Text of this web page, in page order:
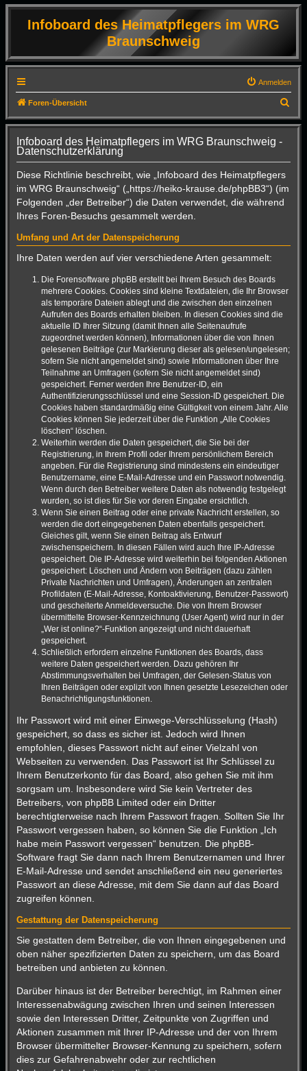
Infoboard des Heimatpflegers im WRG
Braunschweig
Anmelden
Foren-Übersicht
u
Infoboard des Heimatpflegers im WRG Braunschweig -
Datenschutzerklärung
Diese Richtlinie beschreibt, wie „Infoboard des Heimatpflegers
im WRG Braunschweig“ („https://heiko-krause.de/phpBB3“) (im
Folgenden „der Betreiber“) die Daten verwendet, die während
Ihres Foren-Besuchs gesammelt werden.
Umfang und Art der Datenspeicherung
Ihre Daten werden auf vier verschiedene Arten gesammelt:
Die Forensoftware phpBB erstellt bei Ihrem Besuch des Boards
mehrere Cookies. Cookies sind kleine Textdateien, die Ihr Browser
als temporäre Dateien ablegt und die zwischen den einzelnen
Aufrufen des Boards erhalten bleiben. In diesen Cookies sind die
aktuelle ID Ihrer Sitzung (damit Ihnen alle Seitenaufrufe
zugeordnet werden können), Informationen über die von Ihnen
gelesenen Beiträge (zur Markierung dieser als gelesen/ungelesen;
sofern Sie nicht angemeldet sind) sowie Informationen über Ihre
Teilnahme an Umfragen (sofern Sie nicht angemeldet sind)
gespeichert. Ferner werden Ihre Benutzer-ID, ein
Authentifizierungsschlüssel und eine Session-ID gespeichert. Die
Cookies haben standardmäßig eine Gültigkeit von einem Jahr. Alle
Cookies können Sie jederzeit über die Funktion „Alle Cookies
löschen“ löschen.
Weiterhin werden die Daten gespeichert, die Sie bei der
Registrierung, in Ihrem Profil oder Ihrem persönlichem Bereich
angeben. Für die Registrierung sind mindestens ein eindeutiger
Benutzername, eine E-Mail-Adresse und ein Passwort notwendig.
Wenn durch den Betreiber weitere Daten als notwendig festgelegt
wurden, so ist dies für Sie vor deren Eingabe ersichtlich.
Wenn Sie einen Beitrag oder eine private Nachricht erstellen, so
werden die dort eingegebenen Daten ebenfalls gespeichert.
Gleiches gilt, wenn Sie einen Beitrag als Entwurf
zwischenspeichern. In diesen Fällen wird auch Ihre IP-Adresse
gespeichert. Die IP-Adresse wird weiterhin bei folgenden Aktionen
gespeichert: Löschen und Ändern von Beiträgen (dazu zählen
Private Nachrichten und Umfragen), Änderungen an zentralen
Profildaten (E-Mail-Adresse, Kontoaktivierung, Benutzer-Passwort)
und gescheiterte Anmeldeversuche. Die von Ihrem Browser
übermittelte Browser-Kennzeichnung (User Agent) wird nur in der
„Wer ist online?“-Funktion angezeigt und nicht dauerhaft
gespeichert.
Schließlich erfordern einzelne Funktionen des Boards, dass
weitere Daten gespeichert werden. Dazu gehören Ihr
Abstimmungsverhalten bei Umfragen, der Gelesen-Status von
Ihren Beiträgen oder explizit von Ihnen gesetzte Lesezeichen oder
Benachrichtigungsfunktionen.
Ihr Passwort wird mit einer Einwege-Verschlüsselung (Hash)
gespeichert, so dass es sicher ist. Jedoch wird Ihnen
empfohlen, dieses Passwort nicht auf einer Vielzahl von
Webseiten zu verwenden. Das Passwort ist Ihr Schlüssel zu
Ihrem Benutzerkonto für das Board, also gehen Sie mit ihm
sorgsam um. Insbesondere wird Sie kein Vertreter des
Betreibers, von phpBB Limited oder ein Dritter
berechtigterweise nach Ihrem Passwort fragen. Sollten Sie Ihr
Passwort vergessen haben, so können Sie die Funktion „Ich
habe mein Passwort vergessen“ benutzen. Die phpBB-
Software fragt Sie dann nach Ihrem Benutzernamen und Ihrer
E-Mail-Adresse und sendet anschließend ein neu generiertes
Passwort an diese Adresse, mit dem Sie dann auf das Board
zugreifen können.
Gestattung der Datenspeicherung
Sie gestatten dem Betreiber, die von Ihnen eingegebenen und
oben näher spezifizierten Daten zu speichern, um das Board
betreiben und anbieten zu können.
Darüber hinaus ist der Betreiber berechtigt, im Rahmen einer
Interessenabwägung zwischen Ihren und seinen Interessen
sowie den Interessen Dritter, Zeitpunkte von Zugriffen und
Aktionen zusammen mit Ihrer IP-Adresse und der von Ihrem
Browser übermittelter Browser-Kennung zu speichern, sofern
dies zur Gefahrenabwehr oder zur rechtlichen